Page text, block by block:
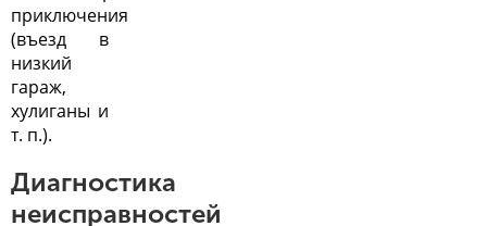
приключения
(въезд в
низкий
гараж,
хулиганы и
т. п.).
Диагностика
неисправностей